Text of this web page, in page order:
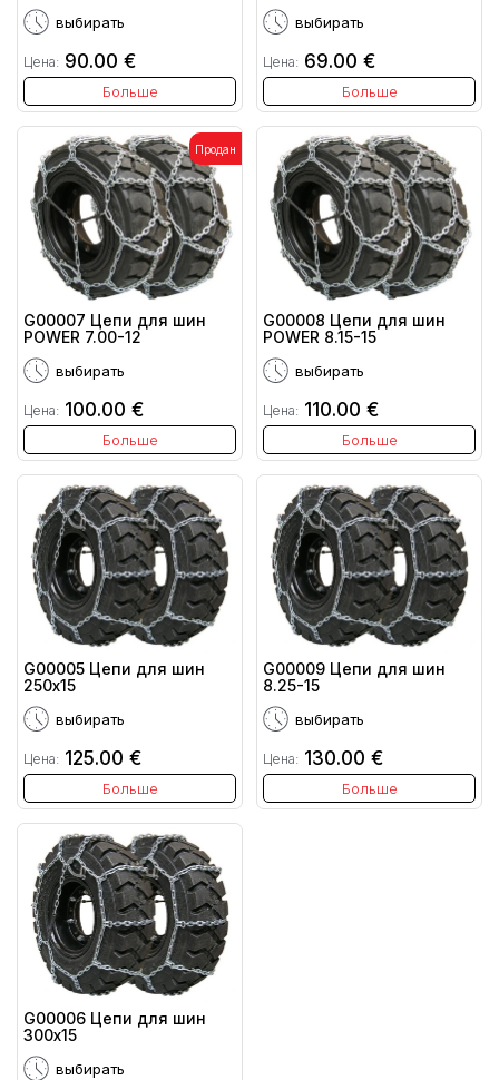
выбирать
Цена: 90.00 €
Больше
выбирать
Цена: 69.00 €
Больше
Продан
G00007 Цепи для шин
POWER 7.00-12
выбирать
Цена: 100.00 €
Больше
G00008 Цепи для шин
POWER 8.15-15
выбирать
Цена: 110.00 €
Больше
G00005 Цепи для шин
250x15
выбирать
Цена: 125.00 €
Больше
G00009 Цепи для шин
8.25-15
выбирать
Цена: 130.00 €
Больше
G00006 Цепи для шин
300x15
выбирать